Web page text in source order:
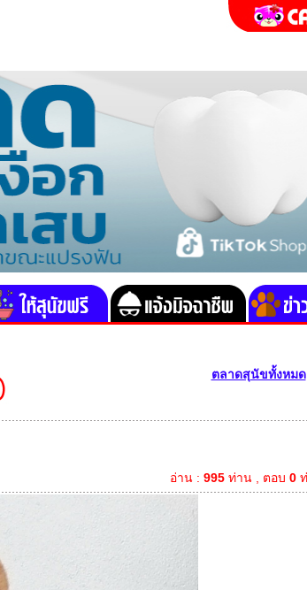
ตลาดสุนัขทั้งหมด
อ่าน : 995ท่าน , ตอบ 0